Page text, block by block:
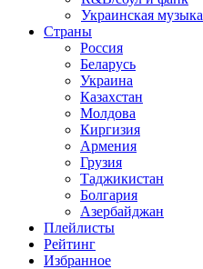
Украинская музыка
Страны
Россия
Беларусь
Украина
Казахстан
Молдова
Киргизия
Армения
Грузия
Таджикистан
Болгария
Азербайджан
Плейлисты
Рейтинг
Избранное